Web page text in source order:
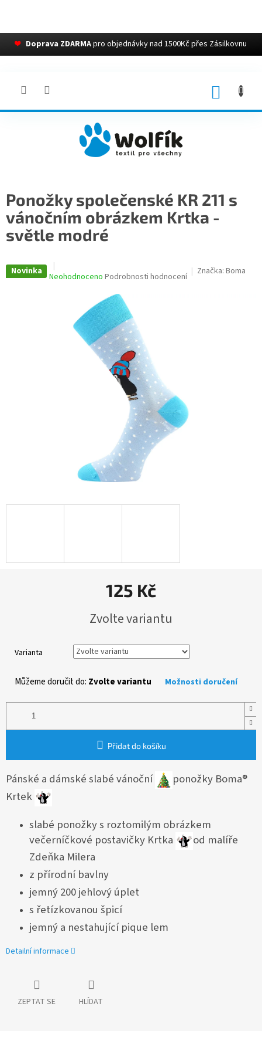
❤ Doprava ZDARMApro objednávky nad 1500Kč přes Zásilkovnu
Ponožky společenské KR 211 s
vánočním obrázkem Krtka -
světle modré
Novinka
Průměrné
Neohodnoceno Podrobnosti hodnocení Značka: Boma
125 Kč
cena:
Zvolte variantu
Varianta
Můžeme doručit do: Zvolte variantu Možnosti doručení
Přidat do košíku
Pánské a dámské slabé vánoční
ponožky Boma®
Krtek
slabé ponožky s roztomilým obrázkem
večerníčkové postavičky Krtka
od malíře
Zdeňka Milera
z přírodní bavlny
jemný 200 jehlový úplet
s řetízkovanou špicí
jemný a nestahující pique lem
Detailní informace
ZEPTAT SE HLÍDAT